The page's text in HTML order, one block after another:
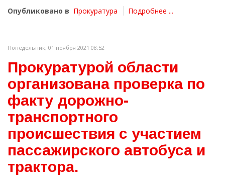
Опубликовано в Прокуратура Подробнее ...
Понедельник, 01 ноября 2021 08:52
Прокуратурой области
организована проверка по
факту дорожно-
транспортного
происшествия с участием
пассажирского автобуса и
трактора.